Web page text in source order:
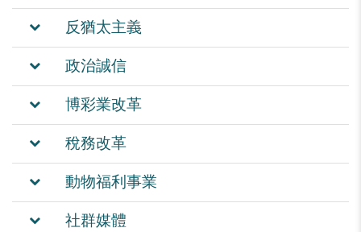
反猶太主義
政治誠信
博彩業改革
稅務改革
動物福利事業
社群媒體